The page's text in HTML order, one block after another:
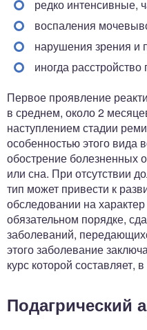
редко интенсивные,
воспаления
нарушения зрения и
иногда
Первое проявление
в среднем, около 2
наступлением стадии
особенностью этого вида
обострение болезненных
или сна. При отсутствии
тип может привести к
обследовании на
обязательном порядке,
заболеваний,
этого заболевание
курс которой составляет,
Подагрический